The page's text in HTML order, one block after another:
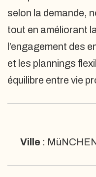
selon la demande,
tout en améliorant
l’engagement des
et les plannings
équilibre entre vie
Ville :